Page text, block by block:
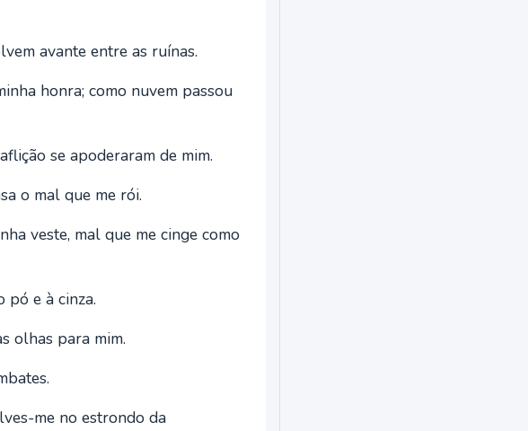
avante entre as ruínas.
honra; como nuvem passou
se apoderaram de mim.
o mal que me rói.
veste, mal que me cinge como
pó e à cinza.
olhas para mim.
me no estrondo da